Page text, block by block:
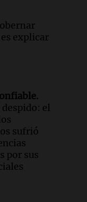
explicar
el
sufrió
por sus